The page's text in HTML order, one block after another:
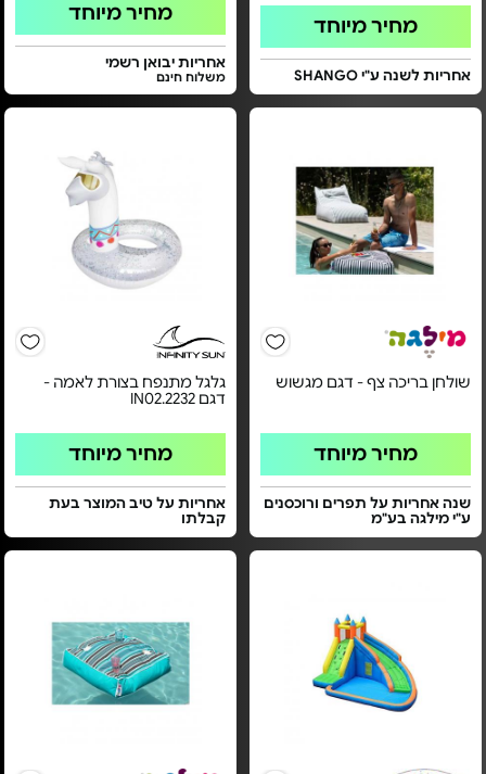
מחיר מיוחד
אחריות לשנה ע"י SHANGO
מחיר מיוחד
אחריות יבואן רשמי
משלוח חינם
שולחן בריכה צף - דגם מגשוש
מחיר מיוחד
שנה אחריות על תפרים ורוכסנים
ע"י מילגה בע"מ
גלגל מתנפח בצורת לאמה -
דגם IN02.2232
מחיר מיוחד
אחריות על טיב המוצר בעת
קבלתו